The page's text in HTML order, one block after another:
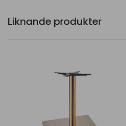
Liknande produkter